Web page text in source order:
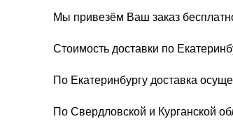
Мы привезём Ваш заказ
Стоимость доставки по
По Екатеринбургу доставка
По Свердловской и Курганской